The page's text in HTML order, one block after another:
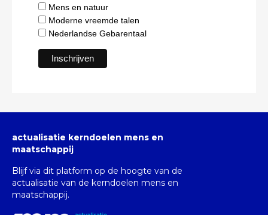
Mens en natuur
Moderne vreemde talen
Nederlandse Gebarentaal
actualisatie kerndoelen mens en
maatschappij
Blijf via dit platform op de hoogte van de
actualisatie van de kerndoelen mens en
maatschappij.